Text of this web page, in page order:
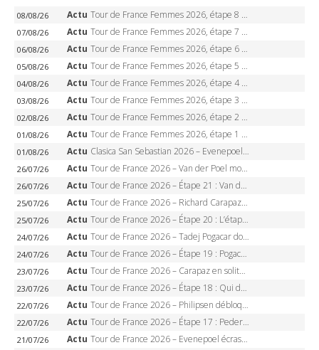
08/08/26 Actu Tour de France Femmes 2026, étape 8 – Demi Vollering gagne à Nice, reprend le jaune, Niewiadoma à 8 secondes
07/08/26 Actu Tour de France Femmes 2026, étape 7 – Kasia Niewiadoma gagne le Ventoux, maillot jaune, Reusser et Vollering piégées
06/08/26 Actu Tour de France Femmes 2026, étape 6 – Kim Le Court-Pienaar gagne à Tournon, Reusser en jaune
05/08/26 Actu Tour de France Femmes 2026, étape 5 – Demi Vollering gagne à Belleville, Reusser en jaune, Ferrand-Prévot coule
04/08/26 Actu Tour de France Femmes 2026, étape 4 – Marlen Reusser écrase le chrono, Ferrand-Prévot en crise
03/08/26 Actu Tour de France Femmes 2026, étape 3 – Sigrid Haugset en solitaire, 88 km d’échappée, maillot jaune
02/08/26 Actu Tour de France Femmes 2026, étape 2 – Lorena Wiebes doublé à Genève, Markus héroïque, 7e record
01/08/26 Actu Tour de France Femmes 2026, étape 1 – Lorena Wiebes intouchable à Lausanne, premier maillot jaune
01/08/26 Actu Clasica San Sebastian 2026 – Evenepoel recordman, 4e victoire, Carapaz battu au sprint
26/07/26 Actu Tour de France 2026 – Van der Poel monumental à Paris, Pogacar égale le record des cinq sacres
26/07/26 Actu Tour de France 2026 – Étape 21 : Van der Poel, Pogacar, qui succédera à Wout van Aert sur les Champs-Elysées ?
25/07/26 Actu Tour de France 2026 – Richard Carapaz roi des Alpes, doublé et maillot à pois, Seixas perd le podium
25/07/26 Actu Tour de France 2026 – Étape 20 : L’étape reine, Galibier, Sarenne, Alpe d’Huez, qui succédera à Pogacar ?
24/07/26 Actu Tour de France 2026 – Tadej Pogacar dompte l’Alpe d’Huez, 5e victoire, record de Pantani pulvérisé
24/07/26 Actu Tour de France 2026 – Étape 19 : Pogacar peut-il enfin dompter l’Alpe d’Huez ?
23/07/26 Actu Tour de France 2026 – Carapaz en solitaire à Orcières-Merlette, Paret-Peintre à un point du maillot à pois
23/07/26 Actu Tour de France 2026 – Étape 18 : Qui domptera Orcières-Merlette, première marche vers l’Alpe d’Huez ?
22/07/26 Actu Tour de France 2026 – Philipsen débloque son compteur à Voiron, Pedersen en danger pour le maillot vert
22/07/26 Actu Tour de France 2026 – Étape 17 : Pedersen peut-il verrouiller le maillot vert à Voiron ?
21/07/26 Actu Tour de France 2026 – Evenepoel écrase le chrono d’Évian, Seixas 4e, Lipowitz abandonne